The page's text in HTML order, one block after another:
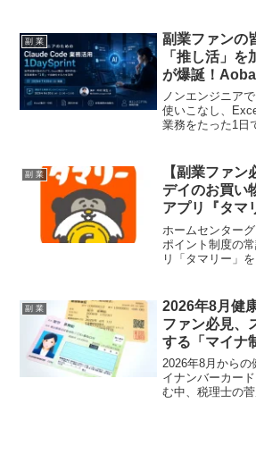
者キットが登場
活」を始めたい
内容です。
副 業
副業ファンの
「推し活」
が爆誕！
Code業務活
講！
ノンエンジニア
使いこなし、
業務をたった1日
副 業
【副業ファ
デイのお買い
アプリ『タマ
推し活を応援
ホームセンター
ポイント制度の
リ「タマリー」
券に変わります
ぎたいファンに
す。
副 業
2026年8月健
ファン必見、
する「マイナ
ップとは？
2026年8月から
イナンバーカー
む中、税理士の